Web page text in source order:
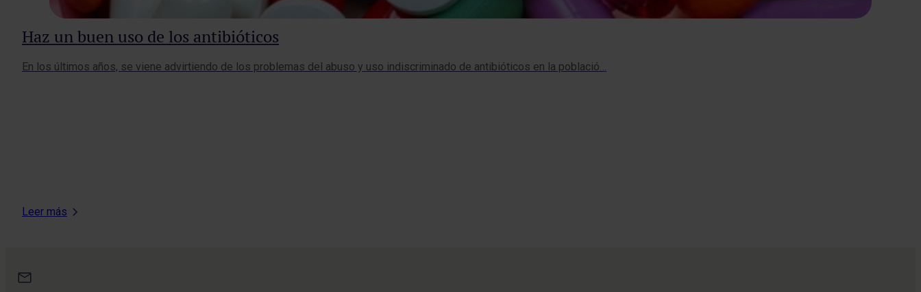
Haz un buen uso de los antibióticos
En los últimos años, se viene advirtiendo de los problemas del abuso y uso indiscriminado de antibióticos en la població…
Leer más